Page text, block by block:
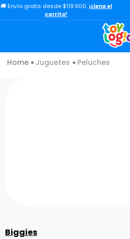
🚚 Envío gratis desde $119.900. ¡Llena el
carrito!
Juguetes Peluches
Biggies
TÉRMINOS MÁS BUSCADOS
3.
carro